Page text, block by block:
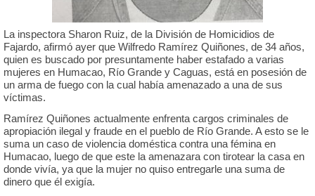
La inspectora Sharon Ruiz, de la División de Homicidios de
Fajardo, afirmó ayer que Wilfredo Ramírez Quiñones, de 34 años,
quien es buscado por presuntamente haber estafado a varias
mujeres en Humacao, Río Grande y Caguas, está en posesión de
un arma de fuego con la cual había amenazado a una de sus
víctimas.
Ramírez Quiñones actualmente enfrenta cargos criminales de
apropiación ilegal y fraude en el pueblo de Río Grande. A esto se le
suma un caso de violencia doméstica contra una fémina en
Humacao, luego de que este la amenazara con tirotear la casa en
donde vivía, ya que la mujer no quiso entregarle una suma de
dinero que él exigía.